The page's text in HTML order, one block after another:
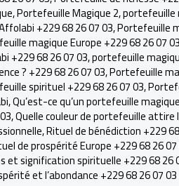
,Portefeuille Magique 2,portefeuille
+229 68 26 07 03,Portefeuille
magique Europe +229 68 26 07 03
+229 68 26 07 03,portefeuille
? +229 68 26 07 03,Portefeuille
spirituel +229 68 26 07 03,
,Qu’est-ce qu’un portefeuille
,Quelle couleur de portefeuille attire
,Rituel de bénédiction +229
de prospérité Europe +229 68 26
et signification spirituelle +229 68 26
et l’abondance +229 68 26 07 03